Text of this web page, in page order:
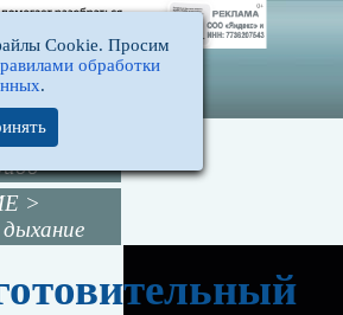
>
дыхание
Cookie. Просим
обработки
.